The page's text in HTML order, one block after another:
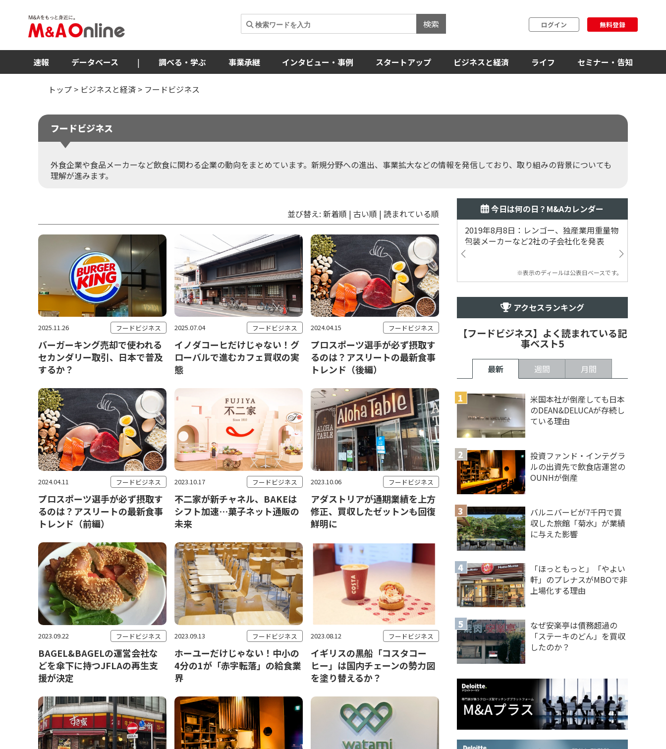
検索 ログイン 無料登録
速報 データベース | 調べる・学ぶ 事業承継 インタビュー・事例 スタートアップ ビジネスと経済 ライフ セミナー・告知
トップ > ビジネスと経済 > フードビジネス
フードビジネス
外食企業や食品メーカーなど飲食に関わる企業の動向をまとめています。新規分野への進出、事業拡大などの情報を発信しており、取り組みの背景についても
理解が進みます。
並び替え:新着順 |古い順 |読まれている順
2025.11.26 フードビジネス
バーガーキング売却で使われる
セカンダリー取引、日本で普及
するか？
2025.07.04 フードビジネス
イノダコーヒだけじゃない！グ
ローバルで進むカフェ買収の実
態
2024.04.15 フードビジネス
プロスポーツ選手が必ず摂取す
るのは？アスリートの最新食事
トレンド（後編）
2024.04.11 フードビジネス
プロスポーツ選手が必ず摂取す
るのは？アスリートの最新食事
トレンド（前編）
2023.10.17 フードビジネス
不二家が新チャネル、BAKEは
シフト加速…菓子ネット通販の
未来
2023.10.06 フードビジネス
アダストリアが通期業績を上方
修正、買収したゼットンも回復
鮮明に
2023.09.22 フードビジネス
BAGEL&BAGELの運営会社な
どを傘下に持つJFLAの再生支
援が決定
2023.09.13 フードビジネス
ホーユーだけじゃない！中小の
4分の1が「赤字転落」の給食業
界
2023.08.12 フードビジネス
イギリスの黒船「コスタコー
ヒー」は国内チェーンの勢力図
を塗り替えるか？
今日は何の日？M&Aカレンダー
2019年8月8日：レンゴー、独産業用重量物
包装メーカーなど2社の子会社化を発表
※表示のディールは公表日ベースです。
アクセスランキング
【フードビジネス】よく読まれている記
事ベスト5
最新 週間 月間
米国本社が倒産しても日本
のDEAN&DELUCAが存続し
ている理由
投資ファンド・インテグラ
ルの出資先で飲食店運営の
OUNHが倒産
バルニバービが7千円で買
収した旅館「菊水」が業績
に与えた影響
「ほっともっと」「やよい
軒」のプレナスがMBOで非
上場化する理由
なぜ安楽亭は債務超過の
「ステーキのどん」を買収
したのか？